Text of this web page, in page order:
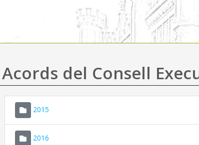
Acords del Consell
2015
2016